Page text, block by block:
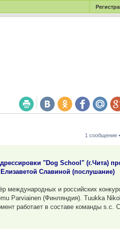
1 сообщение
"Dog School" (г.Чита)
Славиной (послушание)
международных и российских
Parviainen (Финляндия). Tuukka
работает в составе команды s.c.